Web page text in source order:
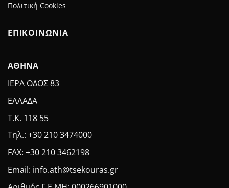
Πολιτική Cookies
ΕΠΙΚΟΙΝΩΝΙΑ
ΑΘΗΝΑ
ΙΕΡΑ ΟΔΟΣ 83
ΕΛΛΑΔΑ
Τ.Κ. 118 55
Τηλ.: +30 210 3474000
FAX: +30 210 3462198
Email: info.ath@tsekouras.gr